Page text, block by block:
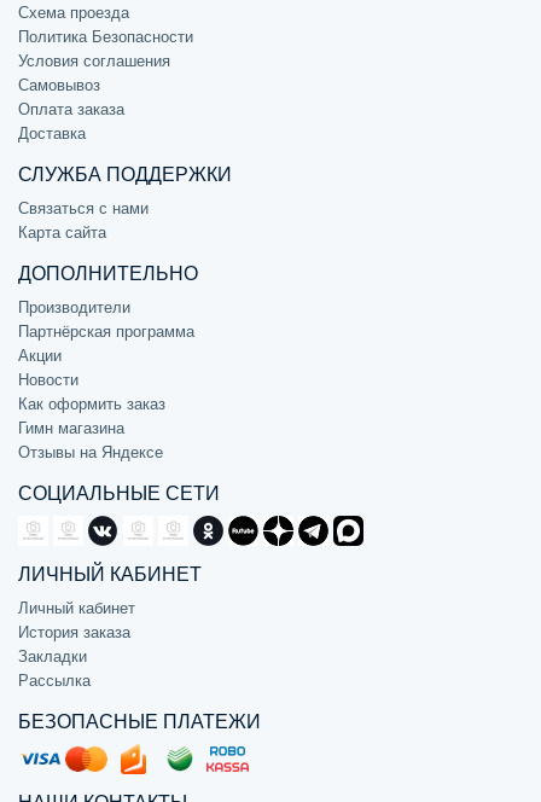
Схема проезда
Политика Безопасности
Условия соглашения
Самовывоз
Оплата заказа
Доставка
СЛУЖБА ПОДДЕРЖКИ
Связаться с нами
Карта сайта
ДОПОЛНИТЕЛЬНО
Производители
Партнёрская программа
Акции
Новости
Как оформить заказ
Гимн магазина
Отзывы на Яндексе
СОЦИАЛЬНЫЕ СЕТИ
ЛИЧНЫЙ КАБИНЕТ
Личный кабинет
История заказа
Закладки
Рассылка
БЕЗОПАСНЫЕ ПЛАТЕЖИ